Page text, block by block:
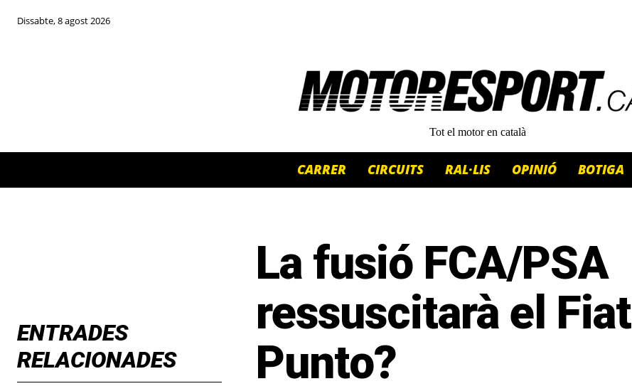
Dissabte, 8 agost 2026
Tot el motor en català
CARRER CIRCUITS RAL·LIS OPINIÓ BOTIGA
ENTRADES
RELACIONADES
La fusió FCA/PSA
ressuscitarà el Fiat
Punto?